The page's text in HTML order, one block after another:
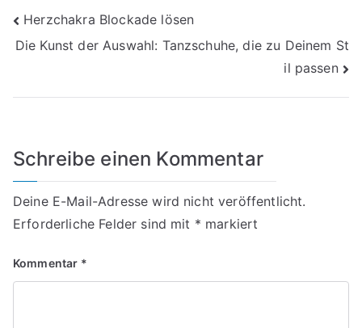
Beitragsnavigation
Herzchakra Blockade lösen
Die Kunst der Auswahl: Tanzschuhe, die zu Deinem St
il passen
Schreibe einen Kommentar
Deine E-Mail-Adresse wird nicht veröffentlicht.
Erforderliche Felder sind mit * markiert
Kommentar *